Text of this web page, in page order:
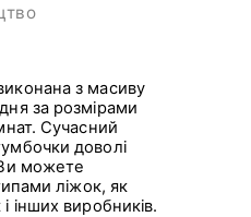
з масиву
за розмірами
Сучасний
доволі
можете
ліжок, як
інших виробників.